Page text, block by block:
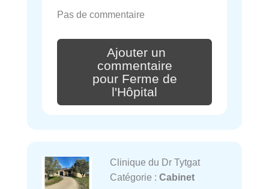
Pas de commentaire
Ajouter un
commentaire
pour Ferme de
l'Hôpital
Clinique du Dr Tytgat
Catégorie : Cabinet